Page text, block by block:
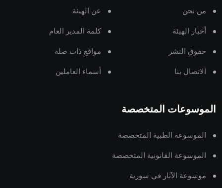
من نحن عن الهيئة
أخبار الهيئة كلمة المدير العام
حقوق النشر مواقع ذات صلة
الاتصال بنا أسماء العاملين
الموسوعات المتخصصة
الموسوعة الطبية المتخصصة
الموسوعة القانونية المتخصصة
موسوعة الآثار في سورية